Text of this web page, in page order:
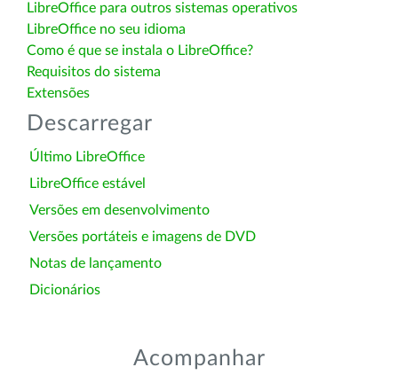
LibreOffice para outros sistemas operativos
LibreOffice no seu idioma
Como é que se instala o LibreOffice?
Requisitos do sistema
Extensões
Descarregar
Último LibreOffice
LibreOffice estável
Versões em desenvolvimento
Versões portáteis e imagens de DVD
Notas de lançamento
Dicionários
Acompanhar